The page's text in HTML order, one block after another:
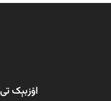
اۉزبېک